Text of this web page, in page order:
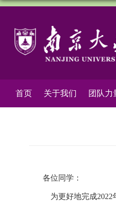
首页 关于我们 团队力
各位同学：
为更好地完成2022